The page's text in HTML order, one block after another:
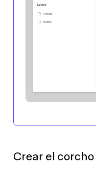
Crear el corcho